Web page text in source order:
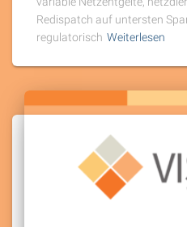
Redispatch auf untersten
regulatorisch Weiterlesen